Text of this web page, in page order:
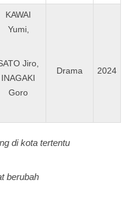
KAWAI
Yumi,
Jiro,
INAGAKI
Goro
Drama 2024
di kota tertentu
berubah